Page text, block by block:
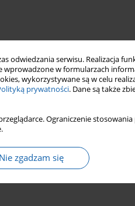
odwiedzania serwisu. Realizacja
w formularzach
wykorzystywane są w celu
prywatności. Dane są także
Ograniczenie
Nie zgadzam się